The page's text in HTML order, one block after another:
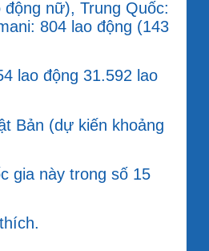
nữ), Trung Quốc:
804 lao động (143
lao động 31.592 lao
Bản (dự kiến khoảng
gia này trong số 15